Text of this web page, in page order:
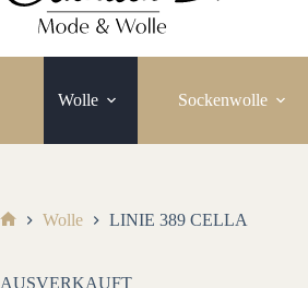
Wolle Sockenwolle
Wolle LINIE 389 CELLA
AUSVERKAUFT